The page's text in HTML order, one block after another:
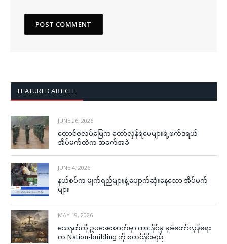
FEATURED ARTICLE
JUNE 26, 2026
တောင်ဇလပ်မြေက တော်လှန်ရဲမေများရဲ့ဖက်ဒရယ်
အိပ်မက်ထဲက အခက်အခဲ
JUNE 4, 2026
နယ်စပ်က မျက်ရည်များနဲ့ ပျောက်ဆုံးနေသော အိပ်မက်
များ
MAY 19, 2026
သေနတ်ကို ဥပဒေအောက်မှာ ထားနိုင်မှ ခုခံတော်လှန်ရေး
က Nation-building ကို စတင်နိုင်မည်